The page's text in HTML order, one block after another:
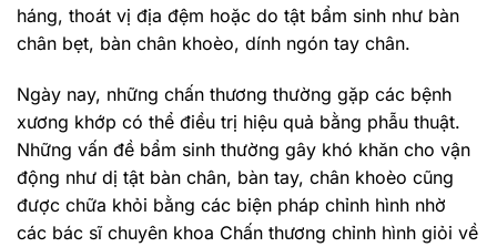
háng, thoát vị địa đệm hoặc do tật bẩm sinh như bàn
chân bẹt, bàn chân khoèo, dính ngón tay chân.
Ngày nay, những chấn thương thường gặp các bệnh
xương khớp có thể điều trị hiệu quả bằng phẫu thuật.
Những vấn đề bẩm sinh thường gây khó khăn cho vận
động như dị tật bàn chân, bàn tay, chân khoèo cũng
được chữa khỏi bằng các biện pháp chỉnh hình nhờ
các bác sĩ chuyên khoa Chấn thương chỉnh hình giỏi về